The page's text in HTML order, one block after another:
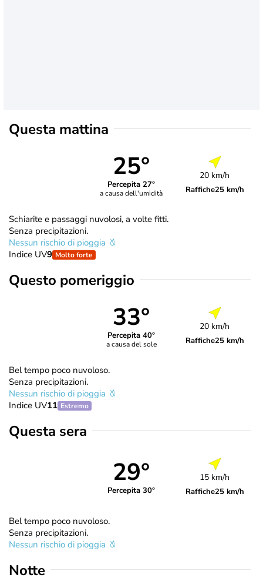
Questa mattina
25°
Percepita 27°
a causa dell'umidità
20 km/h
Raffiche25 km/h
Schiarite e passaggi nuvolosi, a volte fitti.
Senza precipitazioni.
Nessun rischio di pioggia
Indice UV9 Molto forte
Questo pomeriggio
33°
Percepita 40°
a causa del sole
20 km/h
Raffiche25 km/h
Bel tempo poco nuvoloso.
Senza precipitazioni.
Nessun rischio di pioggia
Indice UV11 Estremo
Questa sera
29°
Percepita 30°
15 km/h
Raffiche25 km/h
Bel tempo poco nuvoloso.
Senza precipitazioni.
Nessun rischio di pioggia
Notte